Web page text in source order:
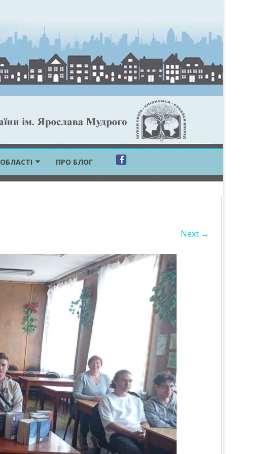
ОБЛАСТІ
ЖИТОМИРСЬКА ОБЛАСТЬ
ЗАКАРПАТСЬКА ОБЛАСТЬ
ЗАПОРІЗЬКА ОБЛАСТЬ
ІВАНО-ФРАНКІВСЬКА ОБЛАСТЬ
М. КИЇВ
КИЇВСЬКА ОБЛАСТЬ
КІРОВОГРАДСЬКА ОБЛАСТЬ
ЛУГАНСЬКА ОБЛАСТЬ
ЛЬВІВСЬКА ОБЛАСТЬ
ПРО БЛОГ
Next →